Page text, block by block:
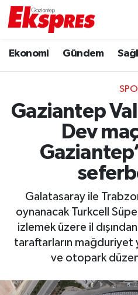
Ekonomi Gündem
Gaziantep
Dev
Galatasaray ile
oynanacak Turkcell
izlemek üzere il
taraftarların mağduriyet
ve otopark
Ekonomi
Gaziantep son dakika
Haberler
Kültür Sanat
Magazin
Müzik
Trafik Durumu
Puan Durumu ve
Tüm Manşetler
Son Dakika Haberleri
Haber Arşivi